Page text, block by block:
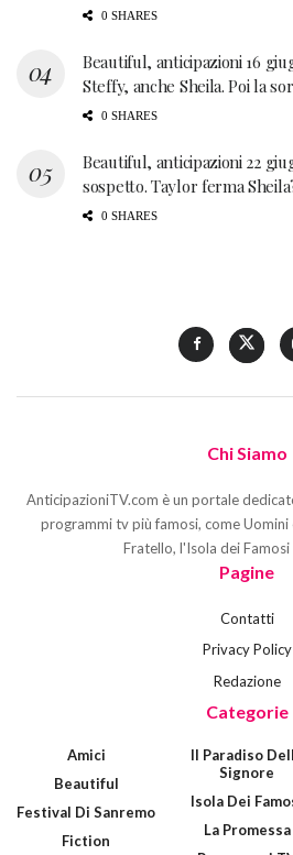
0 SHARES
Beautiful, anticipazioni 16
Steffy, anche Sheila. Poi la
0 SHARES
Beautiful, anticipazioni 22
sospetto. Taylor ferma
0 SHARES
Chi Siamo
AnticipazioniTV.com è un portale
programmi tv più famosi, come Uomini
Fratello, l'Isola dei
Pagine
Contatti
Privacy Policy
Redazione
Categorie
Amici
Beautiful
Festival Di Sanremo
Fiction
Il Paradiso
Signore
Isola Dei
La Promessa